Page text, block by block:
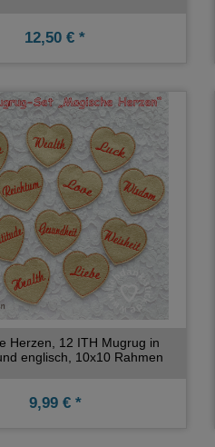
12,50 € *
Herzen, 12 ITH Mugrug in
englisch, 10x10 Rahmen
9,99 € *